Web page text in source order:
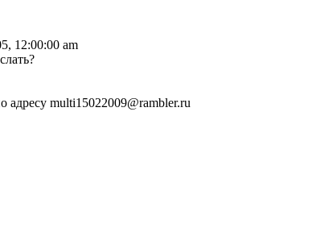
12:00:00 am
адресу multi15022009@rambler.ru